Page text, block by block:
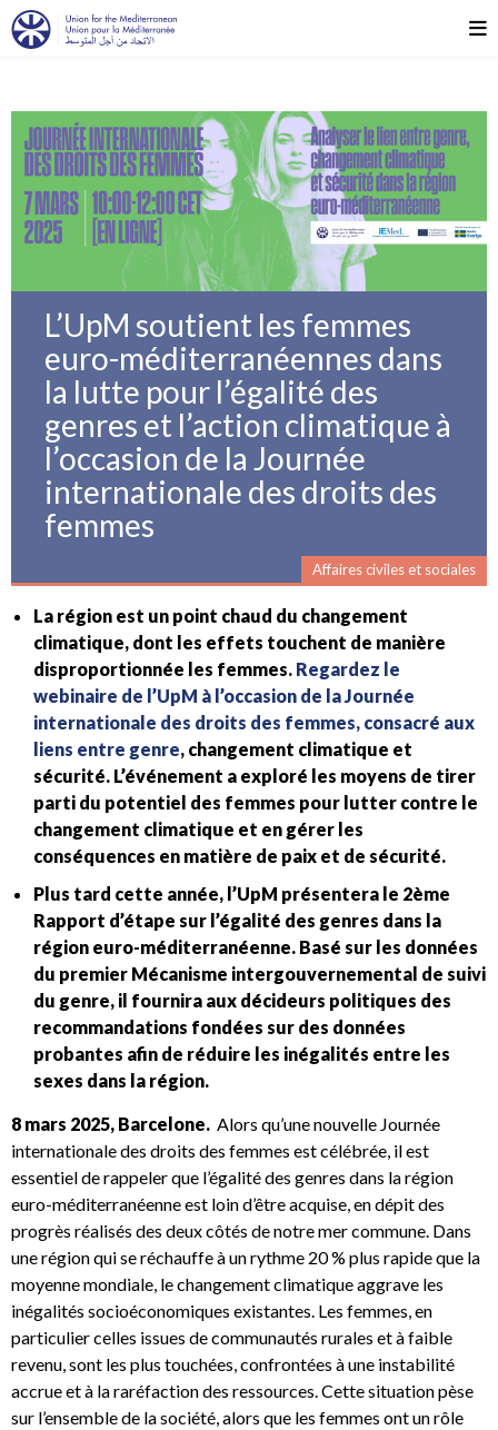
L’UpM soutient les femmes
euro-méditerranéennes dans
la lutte pour l’égalité des
genres et l’action climatique à
l’occasion de la Journée
internationale des droits des
femmes
Affaires civiles et sociales
La région est un point chaud du changement
climatique, dont les effets touchent de manière
disproportionnée les femmes. Regardez le
webinaire de l’UpM à l’occasion de la Journée
internationale des droits des femmes, consacré aux
liens entre genre, changement climatique et
sécurité. L’événement a exploré les moyens de tirer
parti du potentiel des femmes pour lutter contre le
changement climatique et en gérer les
conséquences en matière de paix et de sécurité.
Plus tard cette année, l’UpM présentera le 2ème
Rapport d’étape sur l’égalité des genres dans la
région euro-méditerranéenne. Basé sur les données
du premier Mécanisme intergouvernemental de suivi
du genre, il fournira aux décideurs politiques des
recommandations fondées sur des données
probantes afin de réduire les inégalités entre les
sexes dans la région.
8 mars 2025, Barcelone. Alors qu’une nouvelle Journée
internationale des droits des femmes est célébrée, il est
essentiel de rappeler que l’égalité des genres dans la région
euro-méditerranéenne est loin d’être acquise, en dépit des
progrès réalisés des deux côtés de notre mer commune. Dans
une région qui se réchauffe à un rythme 20 % plus rapide que la
moyenne mondiale, le changement climatique aggrave les
inégalités socioéconomiques existantes. Les femmes, en
particulier celles issues de communautés rurales et à faible
revenu, sont les plus touchées, confrontées à une instabilité
accrue et à la raréfaction des ressources. Cette situation pèse
sur l’ensemble de la société, alors que les femmes ont un rôle